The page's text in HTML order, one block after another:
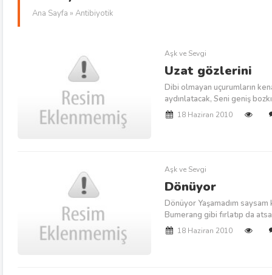
Ana Sayfa » Antibiyotik
Aşk ve Sevgi
Uzat gözlerini
Dibi olmayan uçurumların
aydınlatacak, Seni geniş
18 Haziran 2010
Aşk ve Sevgi
Dönüyor
Dönüyor Yaşamadım
Bumerang gibi fırlatıp da
18 Haziran 2010